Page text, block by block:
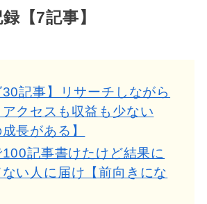
【7記事】
30記事】リサーチしながら
クセスも収益も少ない
成長がある】
記事書けたけど結果に
い人に届け【前向きにな